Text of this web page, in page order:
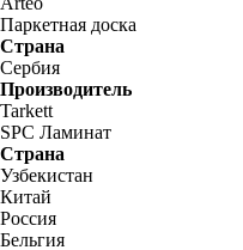
Паркетная доска
Страна
Сербия
Производитель
Tarkett
SPC Ламинат
Страна
Узбекистан
Китай
Россия
Бельгия